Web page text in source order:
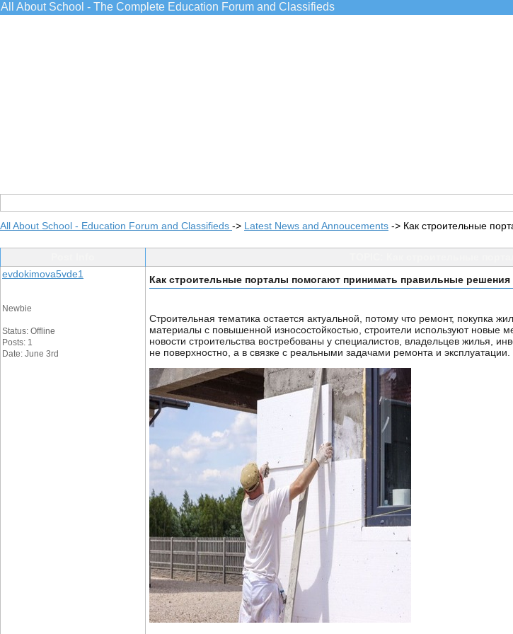
All About School - The Complete Education Forum and Classifieds
All About School - Education Forum and Classifieds -> Latest News and Annoucements -> Как строительные
evdokimova5vde1
Newbie
Status: Offline
Posts: 1
Date: June 3rd
Как строительные порталы помогают принимать правильные решения
Строительная тематика остается актуальной, потому что ремонт,
материалы с повышенной износостойкостью, строители используют новые
новости строительства востребованы у специалистов, владельцев жилья,
не поверхностно, а в связке с реальными задачами ремонта и эксплуатации.